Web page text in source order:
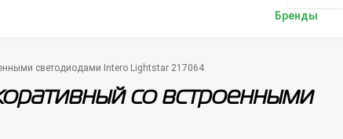
Бренды
светодиодами Intero Lightstar 217064
со встроенными